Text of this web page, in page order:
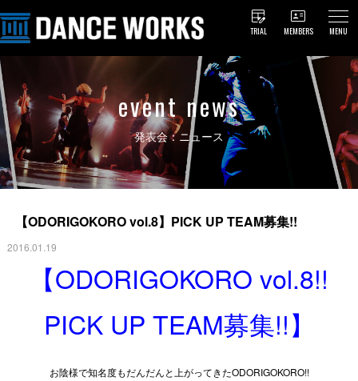
TRIAL MEMBERS MENU
event news
発表会：ニュース
【ODORIGOKORO vol.8】PICK UP TEAM募集!!
2016.01.19
【ODORIGOKORO vol.8!!
PICK UP TEAM募集!!】
お陰様で知名度もだんだんと上がってきたODORIGOKORO!!